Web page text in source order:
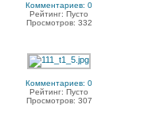
Комментариев: 0
Рейтинг: Пусто
Просмотров: 332
Комментариев: 0
Рейтинг: Пусто
Просмотров: 307